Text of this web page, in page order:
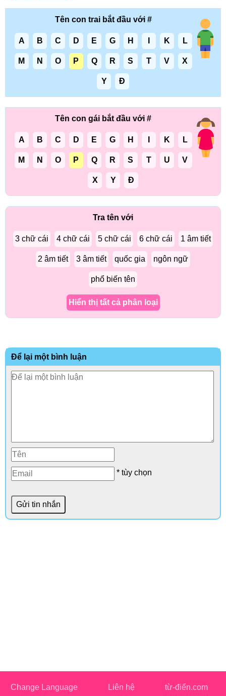
Tên con trai bắt đầu với #
A B C D E G H K L
M N O P Q R S T V X
Y Đ
Tên con gái bắt đầu với #
A B C D E G H K L
M N O P Q R S T U V
X Y Đ
Tra tên với
3 chữ cái 4 chữ cái 5 chữ cái 6 chữ cái 1 âm tiết
2 âm tiết 3 âm tiết quốc gia ngôn ngữ
phổ biến tên
Hiển thị tất cả phân loại
Để lại một bình luận
* tùy chọn
Change Language Liên hệ từ-điển.com